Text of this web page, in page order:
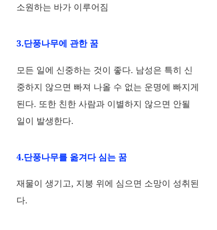
소원하는 바가 이루어짐
3.단풍나무에 관한 꿈
모든 일에 신중하는 것이 좋다. 남성은 특히 신
중하지 않으면 빠져 나올 수 없는 운명에 빠지게
된다. 또한 친한 사람과 이별하지 않으면 안될
일이 발생한다.
4.단풍나무를 옮겨다 심는 꿈
재물이 생기고, 지붕 위에 심으면 소망이 성취된
다.